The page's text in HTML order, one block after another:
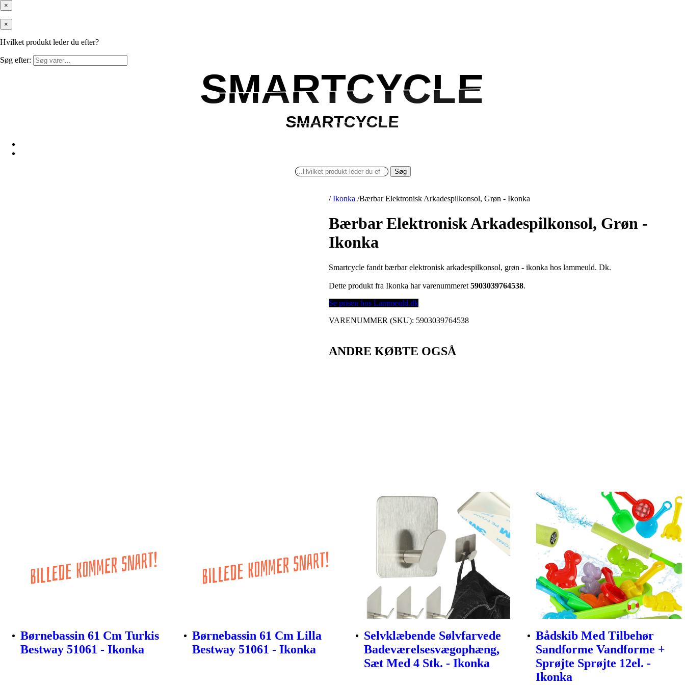
×
×
Hvilket produkt leder du efter?
Søg efter:
SMARTCYCLE
SMARTCYCLE
SMARTCYCLE
SMARTCYCLE
Søg
/ Ikonka /Bærbar Elektronisk Arkadespilkonsol, Grøn - Ikonka
Bærbar Elektronisk Arkadespilkonsol, Grøn -
Ikonka
Smartcycle fandt bærbar elektronisk arkadespilkonsol, grøn - ikonka hos lammeuld. Dk.
Dette produkt fra Ikonka har varenummeret5903039764538.
Se prisen hos Lammeuld.dk
VARENUMMER (SKU): 5903039764538
ANDRE KØBTE OGSÅ
Børnebassin 61 Cm Turkis
Bestway 51061 - Ikonka
Børnebassin 61 Cm Lilla
Bestway 51061 - Ikonka
Selvklæbende Sølvfarvede
Badeværelsesvægophæng,
Sæt Med 4 Stk. - Ikonka
Bådskib Med Tilbehør
Sandforme Vandforme +
Sprøjte Sprøjte 12el. -
Ikonka